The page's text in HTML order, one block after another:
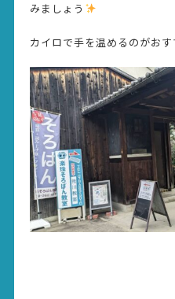
みましょう
カイロで手を温めるのがお